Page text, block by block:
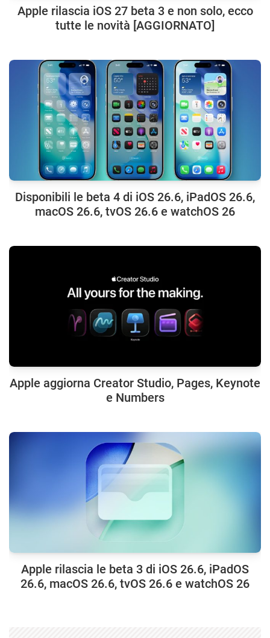
Apple rilascia iOS 27 beta 3 e non solo, ecco
tutte le novità [AGGIORNATO]
Disponibili le beta 4 di iOS 26.6, iPadOS 26.6,
macOS 26.6, tvOS 26.6 e watchOS 26
Apple aggiorna Creator Studio, Pages, Keynote
e Numbers
Apple rilascia le beta 3 di iOS 26.6, iPadOS
26.6, macOS 26.6, tvOS 26.6 e watchOS 26